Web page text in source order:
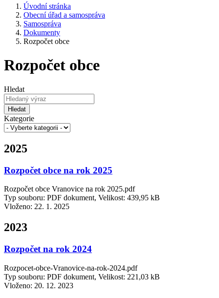
Úvodní stránka
Obecní úřad a samospráva
Samospráva
Dokumenty
Rozpočet obce
Rozpočet obce
Hledat
Hledat
Kategorie
2025
Rozpočet obce na rok 2025
Rozpočet obce Vranovice na rok 2025.pdf
Typ souboru: PDF dokument, Velikost: 439,95 kB
Vloženo: 22. 1. 2025
2023
Rozpočet na rok 2024
Rozpocet-obce-Vranovice-na-rok-2024.pdf
Typ souboru: PDF dokument, Velikost: 221,03 kB
Vloženo: 20. 12. 2023